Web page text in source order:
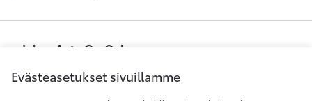
Juhan Auto Oy, Oulu
Evästeasetukset sivuillamme